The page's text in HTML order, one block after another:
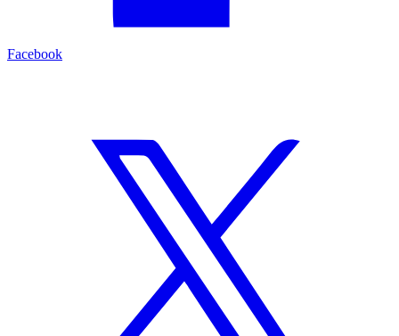
Facebook